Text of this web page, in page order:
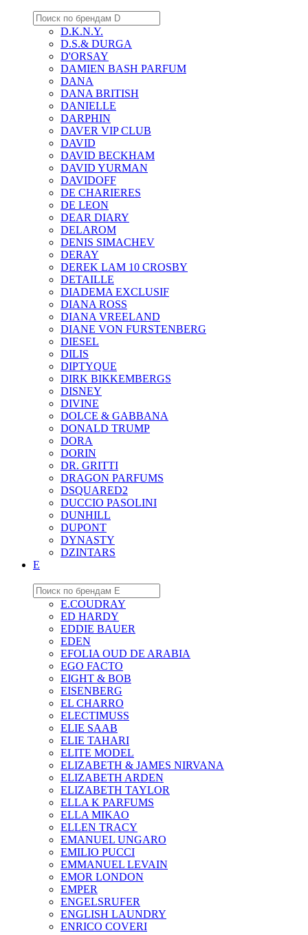
D.K.N.Y.
D.S.& DURGA
D'ORSAY
DAMIEN BASH PARFUM
DANA
DANA BRITISH
DANIELLE
DARPHIN
DAVER VIP CLUB
DAVID
DAVID BECKHAM
DAVID YURMAN
DAVIDOFF
DE CHARIERES
DE LEON
DEAR DIARY
DELAROM
DENIS SIMACHEV
DERAY
DEREK LAM 10 CROSBY
DETAILLE
DIADEMA EXCLUSIF
DIANA ROSS
DIANA VREELAND
DIANE VON FURSTENBERG
DIESEL
DILIS
DIPTYQUE
DIRK BIKKEMBERGS
DISNEY
DIVINE
DOLCE & GABBANA
DONALD TRUMP
DORA
DORIN
DR. GRITTI
DRAGON PARFUMS
DSQUARED2
DUCCIO PASOLINI
DUNHILL
DUPONT
DYNASTY
DZINTARS
E
E.COUDRAY
ED HARDY
EDDIE BAUER
EDEN
EFOLIA OUD DE ARABIA
EGO FACTO
EIGHT & BOB
EISENBERG
EL CHARRO
ELECTIMUSS
ELIE SAAB
ELIE TAHARI
ELITE MODEL
ELIZABETH & JAMES NIRVANA
ELIZABETH ARDEN
ELIZABETH TAYLOR
ELLA K PARFUMS
ELLA MIKAO
ELLEN TRACY
EMANUEL UNGARO
EMILIO PUCCI
EMMANUEL LEVAIN
EMOR LONDON
EMPER
ENGELSRUFER
ENGLISH LAUNDRY
ENRICO COVERI